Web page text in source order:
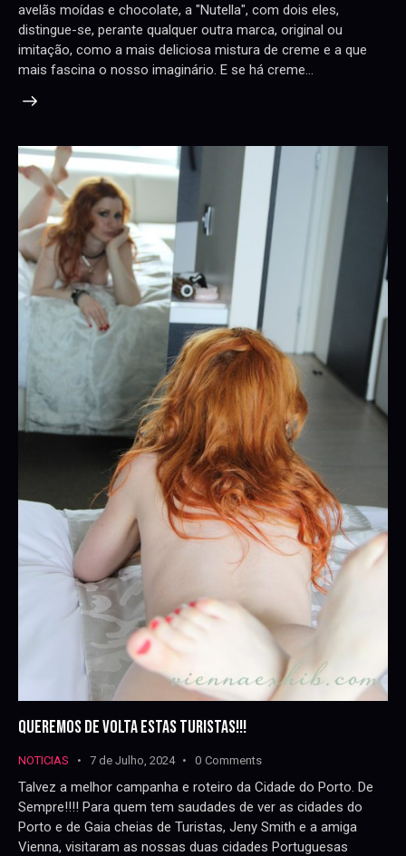
avelãs moídas e chocolate, a "Nutella", com dois eles,
distingue-se, perante qualquer outra marca, original ou
imitação, como a mais deliciosa mistura de creme e a que
mais fascina o nosso imaginário. E se há creme…
QUEREMOS DE VOLTA ESTAS TURISTAS!!!
NOTICIAS 7 de Julho, 2024 0 Comments
Talvez a melhor campanha e roteiro da Cidade do Porto. De
Sempre!!!! Para quem tem saudades de ver as cidades do
Porto e de Gaia cheias de Turistas, Jeny Smith e a amiga
Vienna, visitaram as nossas duas cidades Portuguesas